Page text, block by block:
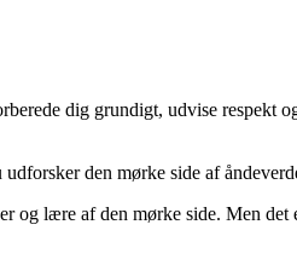
dig grundigt, udvise respekt
den mørke side af
og lære af den mørke side. Men